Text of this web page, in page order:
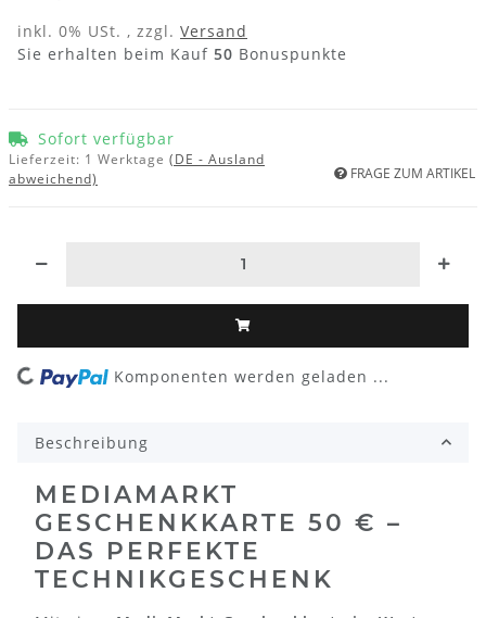
inkl. 0% USt. , zzgl. Versand
Sie erhalten beim Kauf 50 Bonuspunkte
Sofort verfügbar
Lieferzeit: 1 Werktage (DE - Ausland
abweichend)
FRAGE ZUM ARTIKEL
Komponenten werden geladen ...
Beschreibung
MEDIAMARKT
GESCHENKKARTE 50 € –
DAS PERFEKTE
TECHNIKGESCHENK